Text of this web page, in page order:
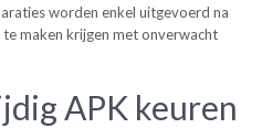
worden enkel uitgevoerd na
maken krijgen met onverwacht
APK keuren